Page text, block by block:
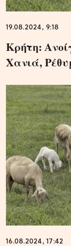
19.08.2024, 9:18
Κρήτη:
Χανιά,
16.08.2024, 17:42